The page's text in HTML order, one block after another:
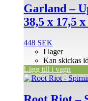
Garland –
38,5 x 17,5
448 SEK
I lager
Kan skickas
Lägg till i vagn
Den
produkten